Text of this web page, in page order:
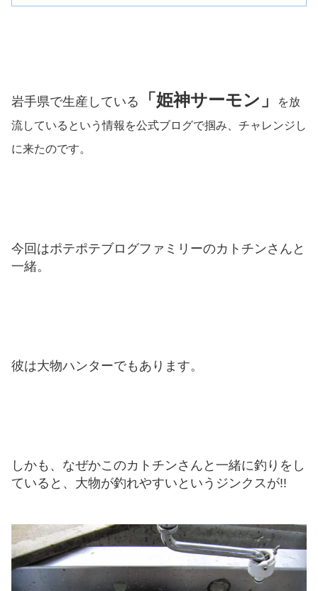
岩手県で生産している 「姫神サーモン」
を放
流しているという情報を公式ブログで掴み、チャレンジし
に来たのです。
今回はポテポテブログファミリーのカトチンさんと
一緒。
彼は大物ハンターでもあります。
しかも、なぜかこのカトチンさんと一緒に釣りをし
ていると、大物が釣れやすいというジンクスが!!